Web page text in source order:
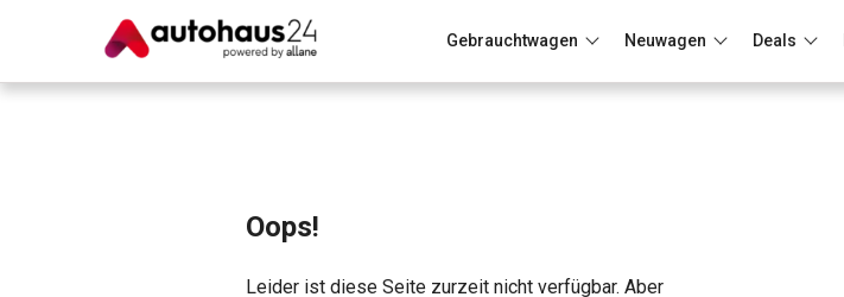
Gebrauchtwagen Neuwagen Deals
Oops!
Leider ist diese Seite zurzeit nicht verfügbar. Aber